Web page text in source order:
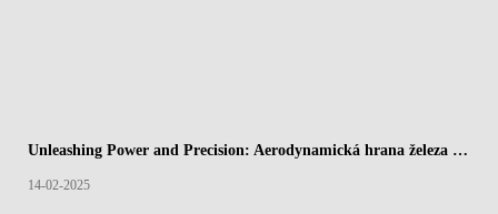
Unleashing Power and Precision: Aerodynamická hrana železa rozdělených badmintonových raket
14-02-2025